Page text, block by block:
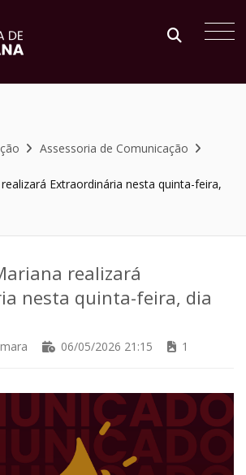
Assessoria de Comunicação
Extraordinária nesta quinta-feira,
realizará
nesta quinta-feira, dia
06/05/2026 21:15 1